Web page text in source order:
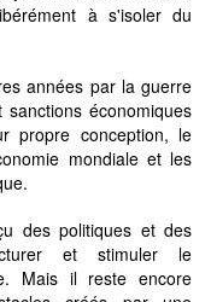
à s'isoler du
années par la guerre
économiques
propre conception, le
mondiale et les
des politiques et des
et stimuler le
Mais il reste encore